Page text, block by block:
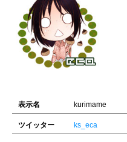
表示名 kurimame
ツイッター ks_eca